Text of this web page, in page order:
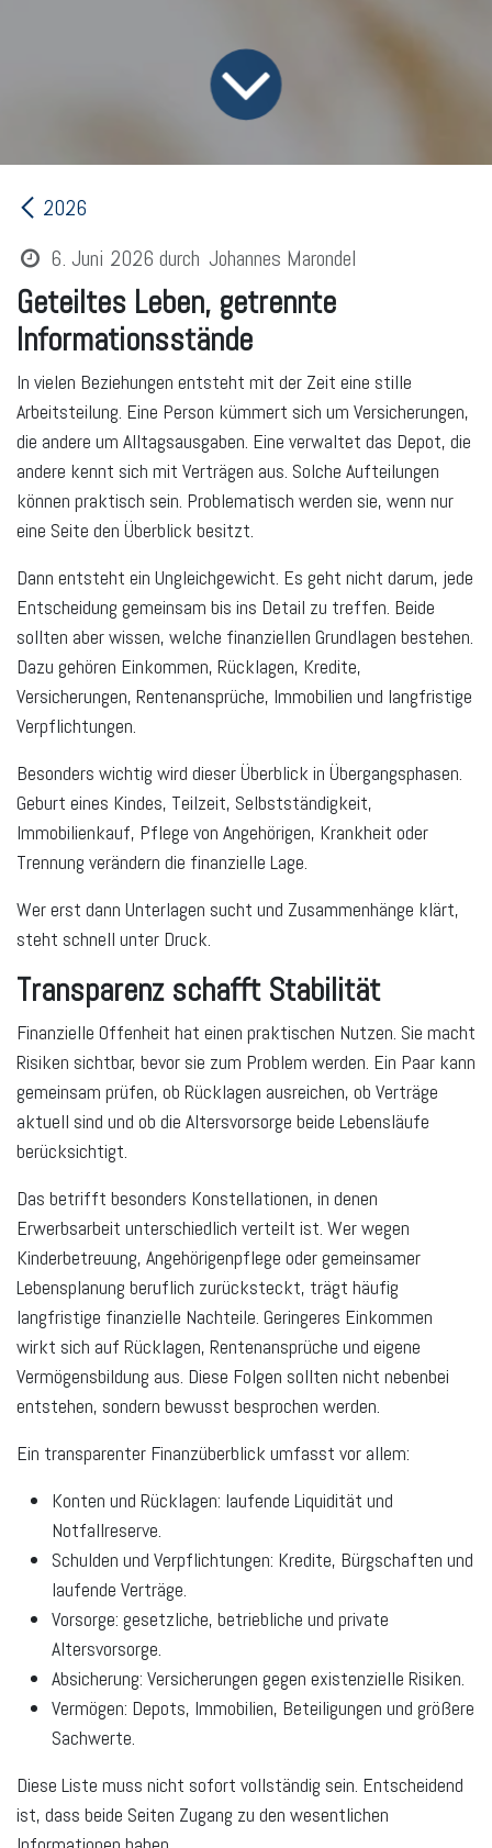
2026
6. Juni 2026 durch Johannes Marondel
Geteiltes Leben, getrennte
Informationsstände
In vielen Beziehungen entsteht mit der Zeit eine stille
Arbeitsteilung. Eine Person kümmert sich um Versicherungen,
die andere um Alltagsausgaben. Eine verwaltet das Depot, die
andere kennt sich mit Verträgen aus. Solche Aufteilungen
können praktisch sein. Problematisch werden sie, wenn nur
eine Seite den Überblick besitzt.
Dann entsteht ein Ungleichgewicht. Es geht nicht darum, jede
Entscheidung gemeinsam bis ins Detail zu treffen. Beide
sollten aber wissen, welche finanziellen Grundlagen bestehen.
Dazu gehören Einkommen, Rücklagen, Kredite,
Versicherungen, Rentenansprüche, Immobilien und langfristige
Verpflichtungen.
Besonders wichtig wird dieser Überblick in Übergangsphasen.
Geburt eines Kindes, Teilzeit, Selbstständigkeit,
Immobilienkauf, Pflege von Angehörigen, Krankheit oder
Trennung verändern die finanzielle Lage.
Wer erst dann Unterlagen sucht und Zusammenhänge klärt,
steht schnell unter Druck.
Transparenz schafft Stabilität
Finanzielle Offenheit hat einen praktischen Nutzen. Sie macht
Risiken sichtbar, bevor sie zum Problem werden. Ein Paar kann
gemeinsam prüfen, ob Rücklagen ausreichen, ob Verträge
aktuell sind und ob die Altersvorsorge beide Lebensläufe
berücksichtigt.
Das betrifft besonders Konstellationen, in denen
Erwerbsarbeit unterschiedlich verteilt ist. Wer wegen
Kinderbetreuung, Angehörigenpflege oder gemeinsamer
Lebensplanung beruflich zurücksteckt, trägt häufig
langfristige finanzielle Nachteile. Geringeres Einkommen
wirkt sich auf Rücklagen, Rentenansprüche und eigene
Vermögensbildung aus. Diese Folgen sollten nicht nebenbei
entstehen, sondern bewusst besprochen werden.
Ein transparenter Finanzüberblick umfasst vor allem:
Konten und Rücklagen: laufende Liquidität und
Notfallreserve.
Schulden und Verpflichtungen: Kredite, Bürgschaften und
laufende Verträge.
Vorsorge: gesetzliche, betriebliche und private
Altersvorsorge.
Absicherung: Versicherungen gegen existenzielle Risiken.
Vermögen: Depots, Immobilien, Beteiligungen und größere
Sachwerte.
Diese Liste muss nicht sofort vollständig sein. Entscheidend
ist, dass beide Seiten Zugang zu den wesentlichen